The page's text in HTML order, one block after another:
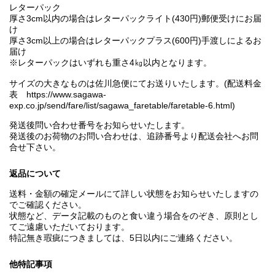
レターパック
厚さ3cm以内の場合はレターパックライト(430円)郵便受けにお届
け
厚さ3cm以上の場合はレターパックプラス(600円)手渡しによるお
届け
※レターパックはいずれも重さ4㎏以内となります。
サイズの大きなものは佐川急便にてお送りいたします。(配送料金
表 https://www.sagawa-
exp.co.jp/send/fare/list/sagawa_faretable/faretable-6.html)
発送後問い合わせ番号をお知らせいたします。
発送後のお荷物のお問い合わせは、追跡番号より配送会社へお問
合せ下さい。
返品について
送料・金額の確定メールにて詳しい状態をお知らせいたしますの
でご確認ください。
状態など、データ記載のものと食い違う場合をのぞき、原則とし
てご遠慮いただいております。
特記無き瑕疵につきましては、5日以内にご連絡ください。
他特記事項